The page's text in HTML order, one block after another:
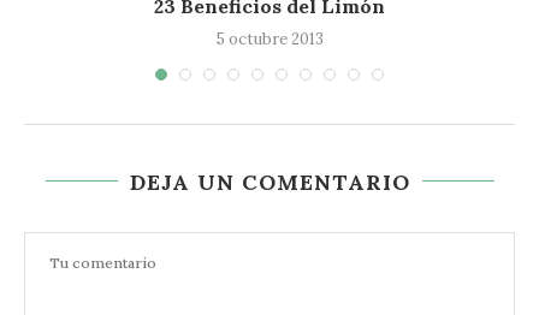
23 Beneficios del Limón
5 octubre 2013
DEJA UN COMENTARIO